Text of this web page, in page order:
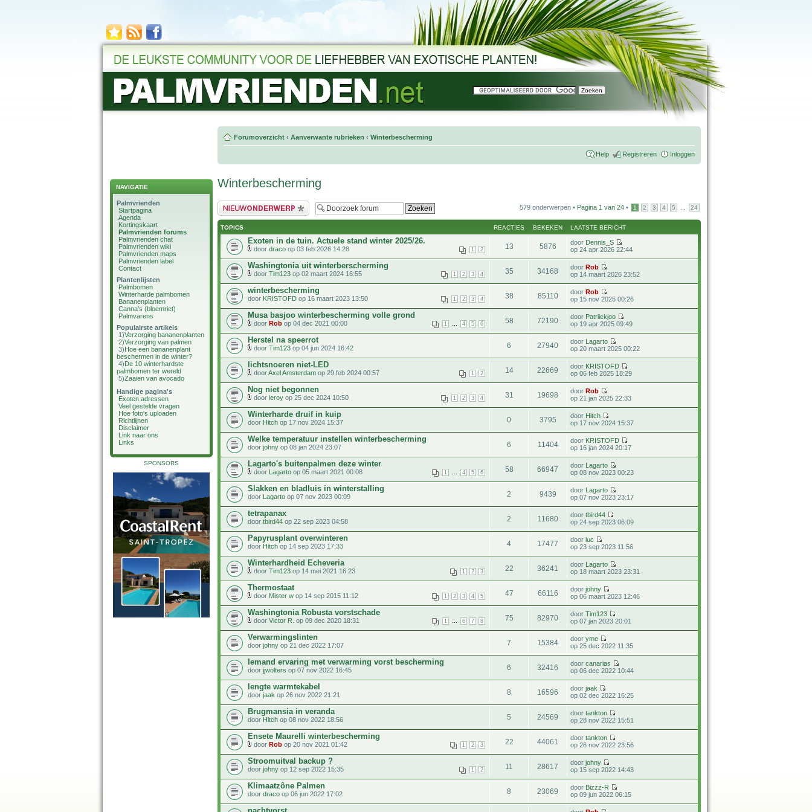
NAVIGATIE
Palmvrienden
Startpagina
Agenda
Kortingskaart
Palmvrienden forums
Palmvrienden chat
Palmvrienden wiki
Palmvrienden maps
Palmvrienden label
Contact
Plantenlijsten
Palmbomen
Winterharde palmbomen
Bananenplanten
Canna's (bloemriet)
Palmvarens
Populairste artikels
1)Verzorging bananenplanten
2)Verzorging van palmen
3)Hoe een bananenplant
beschermen in de winter?
4)De 10 winterhardste
palmbomen ter wereld
5)Zaaien van avocado
Handige pagina's
Exoten adressen
Veel gestelde vragen
Hoe foto's uploaden
Richtlijnen
Disclaimer
Link naar ons
Links
SPONSORS
Forumoverzicht ‹ Aanverwante rubrieken ‹ Winterbescherming
Help Registreren Inloggen
Winterbescherming
Plaats een nieuw bericht 579 onderwerpen • Pagina 1 van 24 • 1 2 3 4 5 24
TOPICS REACTIES BEKEKEN LAATSTE BERICHT
Exoten in de tuin. Actuele stand winter 2025/26.
1 2
door draco op 03 feb 2026 14:28 13 5876 door Dennis_S
op 24 apr 2026 22:44
Washingtonia uit winterberscherming
1 2 3 4
door Tim123 op 02 maart 2024 16:55 35 34168 doorRob
op 14 maart 2026 23:52
winterbescherming
1 2 3 4
door KRISTOFD op 16 maart 2023 13:50 38 85110 doorRob
op 15 nov 2025 00:26
Musa basjoo winterbescherming volle grond
1 4 5 6
door Rob op 04 dec 2021 00:00 58 72190 door Patriickjoo
op 19 apr 2025 09:49
Herstel na speerrot
door Tim123 op 04 jun 2024 16:42 6 27940 door Lagarto
op 20 maart 2025 00:22
lichtsnoeren niet-LED
1 2
doorAxel Amsterdam op 29 feb 2024 00:57 14 22669 door KRISTOFD
op 06 feb 2025 18:29
Nog niet begonnen
1 2 3 4
door leroy op 25 dec 2024 10:50 31 19698 doorRob
op 21 jan 2025 22:33
Winterharde druif in kuip
door Hitch op 17 nov 2024 15:37 0 3795 door Hitch
op 17 nov 2024 15:37
Welke temperatuur instellen winterbescherming
door johny op 08 jan 2024 23:07 6 11404 door KRISTOFD
op 16 jan 2024 20:17
Lagarto's buitenpalmen deze winter
1 4 5 6
door Lagarto op 05 maart 2021 00:08 58 66947 door Lagarto
op 08 nov 2023 00:23
Slakken en bladluis in winterstalling
door Lagarto op 07 nov 2023 00:09 2 9439 door Lagarto
op 07 nov 2023 23:17
tetrapanax
door tbird44 op 22 sep 2023 04:58 2 11680 doortbird44
op 24 sep 2023 06:09
Papyrusplant overwinteren
door Hitch op 14 sep 2023 17:33 4 17477 doorluc
op 23 sep 2023 11:56
Winterhardheid Echeveria
1 2 3
door Tim123 op 14 mei 2021 16:23 22 36241 door Lagarto
op 18 maart 2023 23:31
Thermostaat
1 2 3 4 5
door Mister w op 14 sep 2015 11:12 47 66116 doorjohny
op 06 maart 2023 12:46
Washingtonia Robusta vorstschade
1 6 7 8
door Victor R. op 09 dec 2020 18:31 75 82970 doorTim123
op 07 jan 2023 20:01
Verwarmingslinten
door johny op 21 dec 2022 17:07 7 15384 dooryme
op 25 dec 2022 11:35
Iemand ervaring met verwarming vorst bescherming
door jjwolters op 07 nov 2022 16:45 6 32416 doorcanarias
op 06 dec 2022 10:44
lengte warmtekabel
door jaak op 26 nov 2022 21:21 8 16596 doorjaak
op 02 dec 2022 16:25
Brugmansia in veranda
door Hitch op 08 nov 2022 18:56 5 24569 doortankton
op 28 nov 2022 15:51
Ensete Maurelli winterbescherming
1 2 3
door Rob op 20 nov 2021 01:42 22 44061 doortankton
op 26 nov 2022 23:56
Stroomuitval backup ?
1 2
door johny op 12 sep 2022 15:35 11 28617 doorjohny
op 15 sep 2022 14:43
Klimaatzône Palmen
door draco op 06 jun 2022 17:02 8 23069 door Bizzz-R
op 09 jun 2022 06:15
nachtvorst